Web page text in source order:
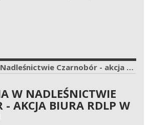
Odnowienia w Nadleśnictwie Czarnobór - akcja biura RDLP w Szczecinku
W NADLEŚNICTWIE
- AKCJA BIURA RDLP W